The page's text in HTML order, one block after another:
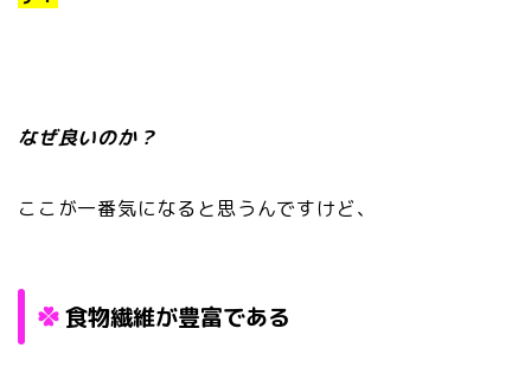
なぜ良いのか？
ここが一番気になると思うんですけど、
食物繊維が豊富である